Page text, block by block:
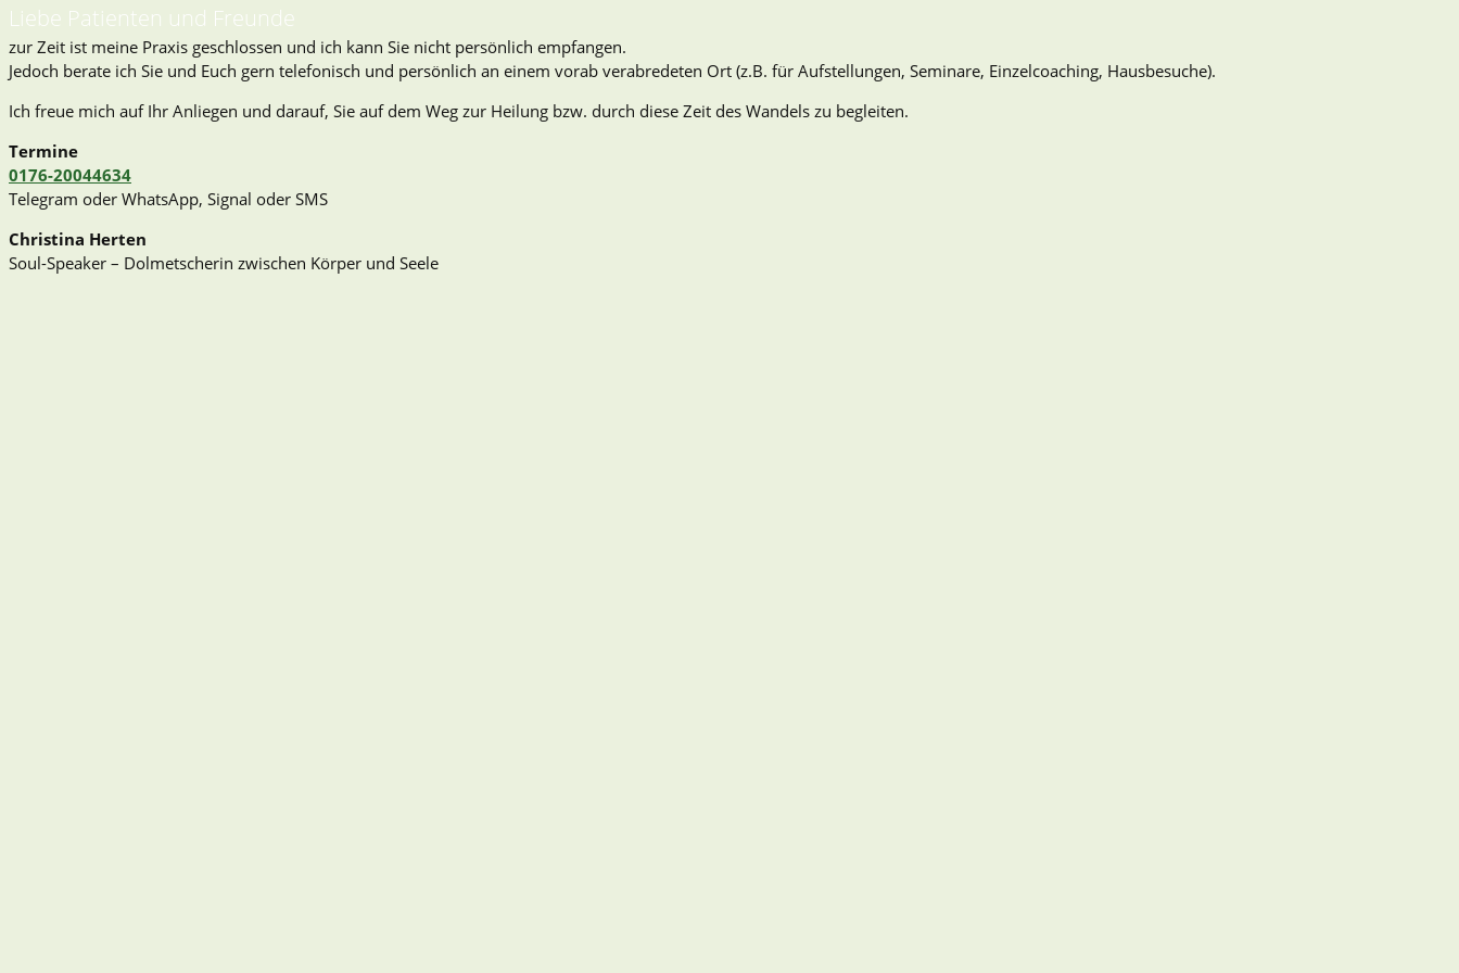
Liebe Patienten und Freunde
zur Zeit ist meine Praxis geschlossen und ich kann Sie nicht persönlich empfangen.
Jedoch berate ich Sie und Euch gern telefonisch und persönlich an einem vorab verabredeten Ort (z.B. für Aufstellungen, Seminare, Einzelcoaching, Hausbesuche).
Ich freue mich auf Ihr Anliegen und darauf, Sie auf dem Weg zur Heilung bzw. durch diese Zeit des Wandels zu begleiten.
Termine
0176-20044634
Telegram oder WhatsApp, Signal oder SMS
Christina Herten
Soul-Speaker – Dolmetscherin zwischen Körper und Seele